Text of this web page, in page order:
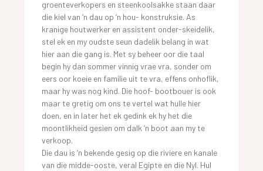
groenteverkopers en steenkoolsakke staan daar
die kiel van ‘n dau op ‘n hou- konstruksie. As
kranige houtwerker en assistent onder-skeidelik,
stel ek en my oudste seun dadelik belang in wat
hier aan die gang is. Met sy beheer oor die taal
begin hy dan sommer vinnig vrae vra, sonder om
eers oor koeie en familie uit te vra, effens onhoflik,
maar hy was nog kind. Die hoof- bootbouer is ook
maar te gretig om ons te vertel wat hulle hier
doen, en in later het ek gedink ek hy het die
moontlikheid gesien om dalk ‘n boot aan my te
verkoop.
Die dau is ‘n bekende gesig op die riviere en kanale
van die midde-ooste, veral Egipte en die Nyl. Hul